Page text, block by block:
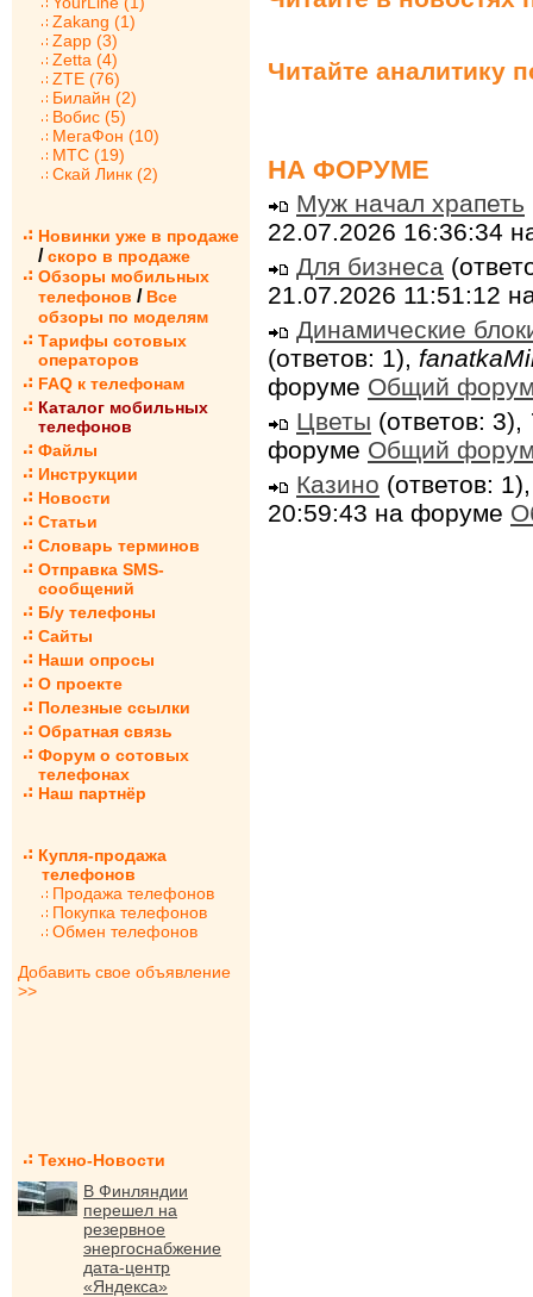
Zakang (1)
Zapp (3)
Zetta (4)
ZTE (76)
Билайн (2)
Вобис (5)
МегаФон (10)
МТС (19)
Скай Линк (2)
Новинки уже в продаже
/ скоро в продаже
Обзоры мобильных
телефонов / Все
обзоры по моделям
Тарифы сотовых
операторов
FAQ к телефонам
Каталог мобильных
телефонов
Файлы
Инструкции
Новости
Статьи
Словарь терминов
Отправка SMS-
сообщений
Б/у телефоны
Сайты
Наши опросы
О проекте
Полезные ссылки
Обратная связь
Форум о сотовых
телефонах
Наш партнёр
Купля-продажа
телефонов
Продажа телефонов
Покупка телефонов
Обмен телефонов
Добавить свое объявление
>>
Техно-Новости
В Финляндии
перешел на
резервное
энергоснабжение
дата-центр
«Яндекса»
Читайте аналитику
НА ФОРУМЕ
Муж начал храпеть
22.07.2026 16:36:34
Для бизнеса
21.07.2026 11:51:12
Динамические
(ответов: 1),
форуме Общий
Цветы (ответов: 3),
форуме Общий
Казино (ответов:
20:59:43 на форуме